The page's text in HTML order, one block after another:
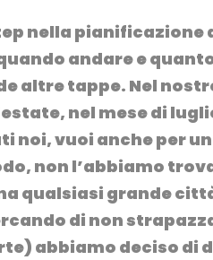
nella pianificazione
andare e
altre tappe. Nel
, nel mese di
noi, vuoi anche per
non l’abbiamo
qualsiasi grande
di non
abbiamo deciso di